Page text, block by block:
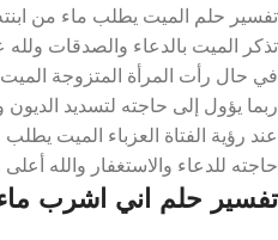
تفسير حلم الميت يطلب ماء من
تذكر الميت بالدعاء والصدقات ولله
في حال رأت المرأة المتزوجة
ربما يؤول إلى حاجته لتسديد الديون
عند رؤية الفتاة العزباء الميت
حاجته للدعاء والاستغفار والله أعلى
تفسير حلم اني اشرب